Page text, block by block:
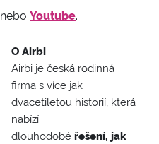
nebo Youtube.
O Airbi
Airbi je česká rodinná
firma s více jak
dvacetiletou historií, která
nabízí
dlouhodobé řešení, jak